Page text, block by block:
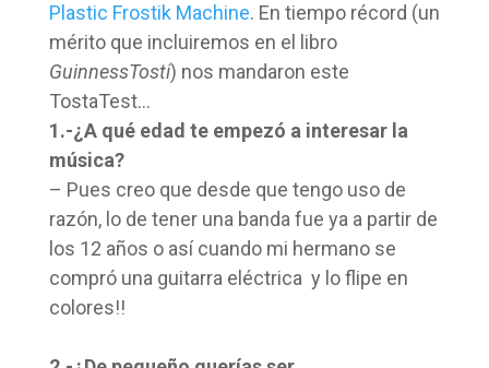
Plastic Frostik Machine. En tiempo récord (un
mérito que incluiremos en el libro
GuinnessTosti) nos mandaron este
TostaTest…
1.-¿A qué edad te empezó a interesar la
música?
– Pues creo que desde que tengo uso de
razón, lo de tener una banda fue ya a partir de
los 12 años o así cuando mi hermano se
compró una guitarra eléctrica y lo flipe en
colores!!